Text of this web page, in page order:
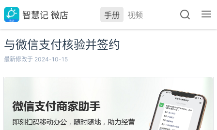
智慧记 微店 手册 视频
与微信支付核验并签约
最新修改于 2024-10-15